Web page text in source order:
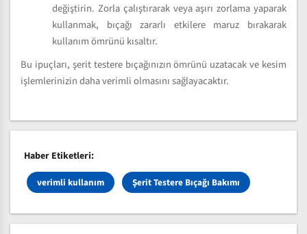
değiştirin. Zorla çalıştırarak veya aşırı zorlama yaparak
kullanmak, bıçağı zararlı etkilere maruz bırakarak
kullanım ömrünü kısaltır.
Bu ipuçları, şerit testere bıçağınızın ömrünü uzatacak ve kesim
işlemlerinizin daha verimli olmasını sağlayacaktır.
Haber Etiketleri:
verimli kullanım Şerit Testere Bıçağı Bakımı